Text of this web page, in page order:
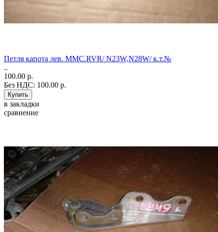
Петля капота лев. MMC.RVR/ N23W,N28W/ к.т.№
..
100.00 р.
Без НДС: 100.00 р.
в закладки
сравнение